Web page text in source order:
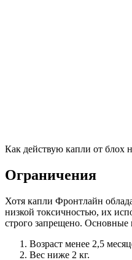
Как действую капли от блох
Ограничения
Хотя капли Фронтлайн
низкой токсичностью, их
строго запрещено. Основные
Возраст менее 2,5
Вес ниже 2 кг.